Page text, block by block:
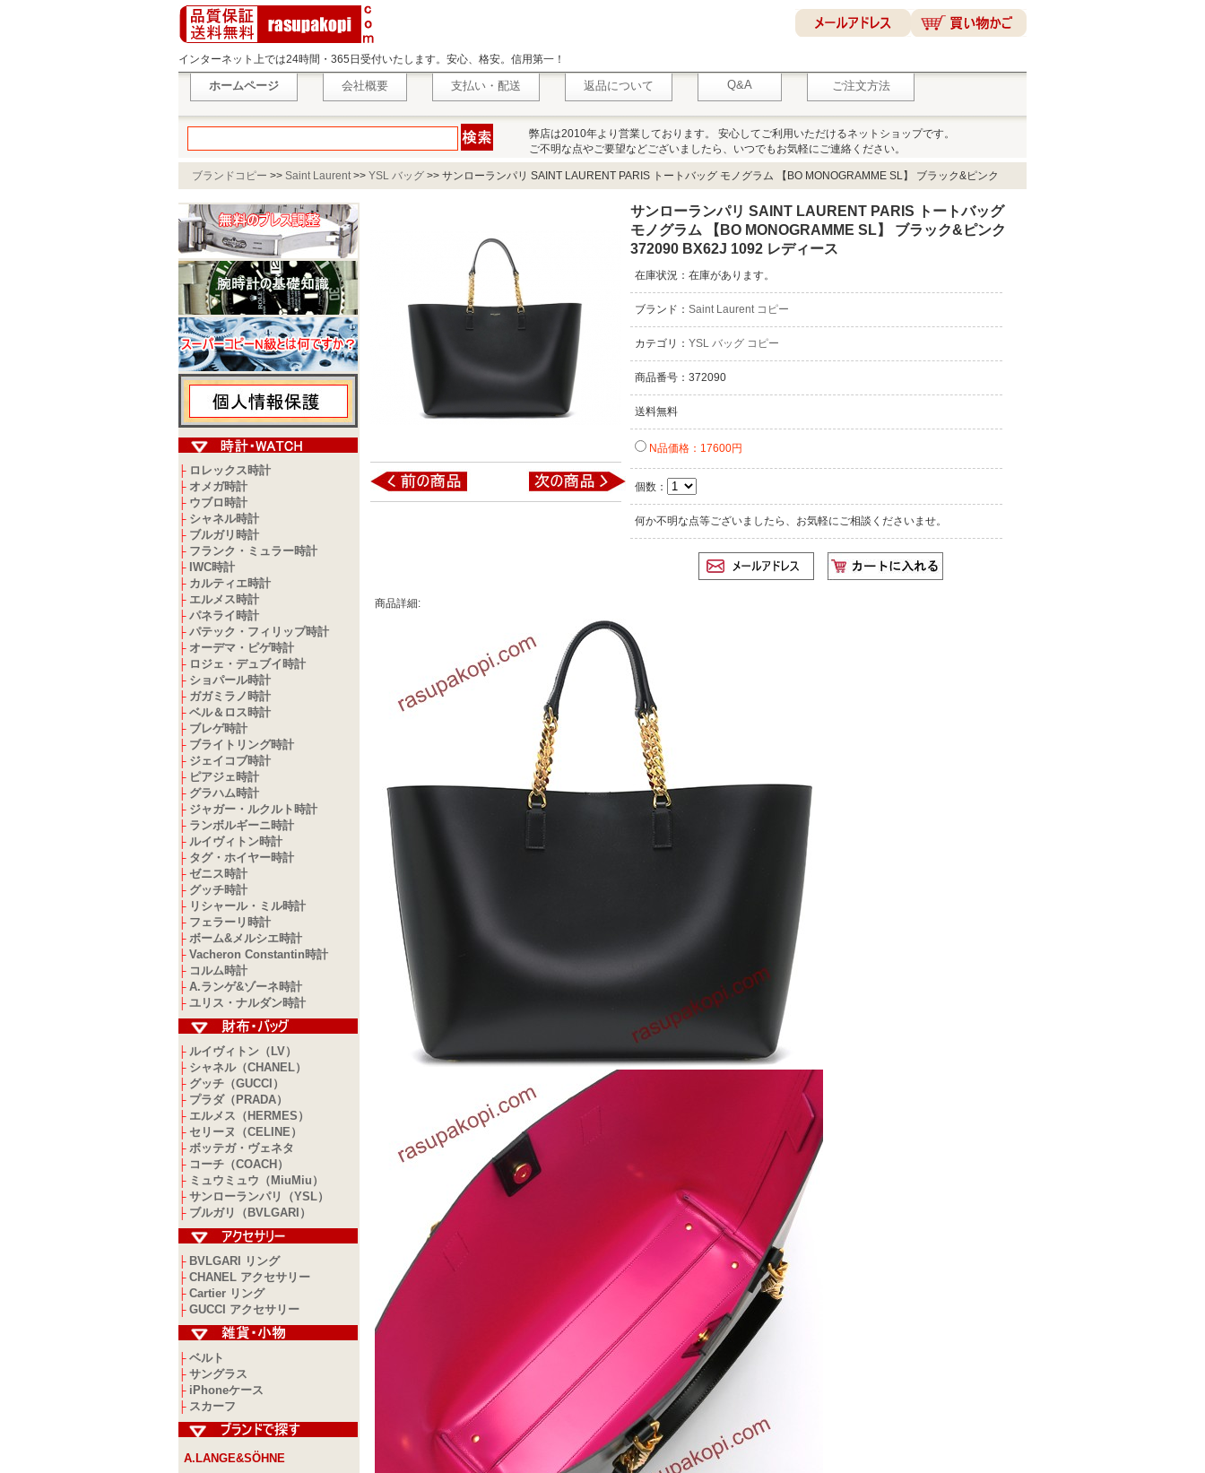
インターネット上では24時間・365日受付いたします。安心、格安。信用第一！
ホームページ 会社概要 支払い・配送 返品について Q&A ご注文方法
弊店は2010年より営業しております。 安心してご利用いただけるネットショップです。
ご不明な点やご要望などございましたら、いつでもお気軽にご連絡ください。
ブランドコピー >> Saint Laurent>> YSL バッグ >> サンローランパリ SAINT LAURENT PARIS トートバッグ モノグラム 【BO MONOGRAMME SL】 ブラック&ピンク
372090 BX62J 1092 レディース
├ ロレックス時計
├ オメガ時計
├ ウブロ時計
├ シャネル時計
├ ブルガリ時計
├ フランク・ミュラー時計
├ IWC時計
├ カルティエ時計
├ エルメス時計
├ パネライ時計
├ パテック・フィリップ時計
├ オーデマ・ピゲ時計
├ ロジェ・デュブイ時計
├ ショパール時計
├ ガガミラノ時計
├ ベル＆ロス時計
├ ブレゲ時計
├ ブライトリング時計
├ ジェイコブ時計
├ ピアジェ時計
├ グラハム時計
├ ジャガー・ルクルト時計
├ ランボルギーニ時計
├ ルイヴィトン時計
├ タグ・ホイヤー時計
├ ゼニス時計
├ グッチ時計
├ リシャール・ミル時計
├ フェラーリ時計
├ ボーム&メルシエ時計
├ Vacheron Constantin時計
├ コルム時計
├ A.ランゲ&ゾーネ時計
├ ユリス・ナルダン時計
├ ルイヴィトン（LV）
├ シャネル（CHANEL）
├ グッチ（GUCCI）
├ プラダ（PRADA）
├ エルメス（HERMES）
├ セリーヌ（CELINE）
├ ボッテガ・ヴェネタ
├ コーチ（COACH）
├ ミュウミュウ（MiuMiu）
├ サンローランパリ（YSL）
├ ブルガリ（BVLGARI）
├ BVLGARI リング
├ CHANEL アクセサリー
├ Cartier リング
├ GUCCI アクセサリー
├ ベルト
├ サングラス
├ iPhoneケース
├ スカーフ
A.LANGE&SÖHNE
サンローランパリ SAINT LAURENT PARIS トートバッグ
モノグラム 【BO MONOGRAMME SL】 ブラック&ピンク
372090 BX62J 1092 レディース
在庫状況：在庫があります。
ブランド： Saint Laurent コピー
カテゴリ： YSL バッグ コピー
商品番号：372090
送料無料
N品価格：17600円
個数：
何か不明な点等ございましたら、お気軽にご相談くださいませ。
商品詳細: